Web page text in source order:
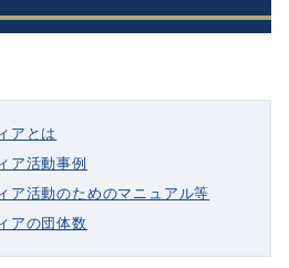
アとは
ア活動事例
ア活動のためのマニュアル等
アの団体数